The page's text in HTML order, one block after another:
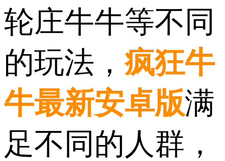
轮庄牛牛等不同
的玩法，疯狂牛
牛最新安卓版满
足不同的人群，